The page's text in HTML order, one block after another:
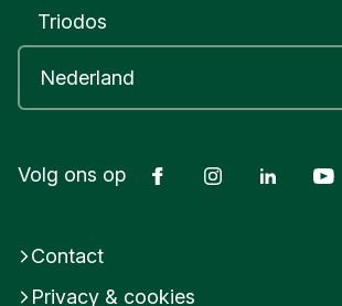
Triodos
Volg ons op FacebookInstagramLinkedIn
Contact
Privacy & cookies